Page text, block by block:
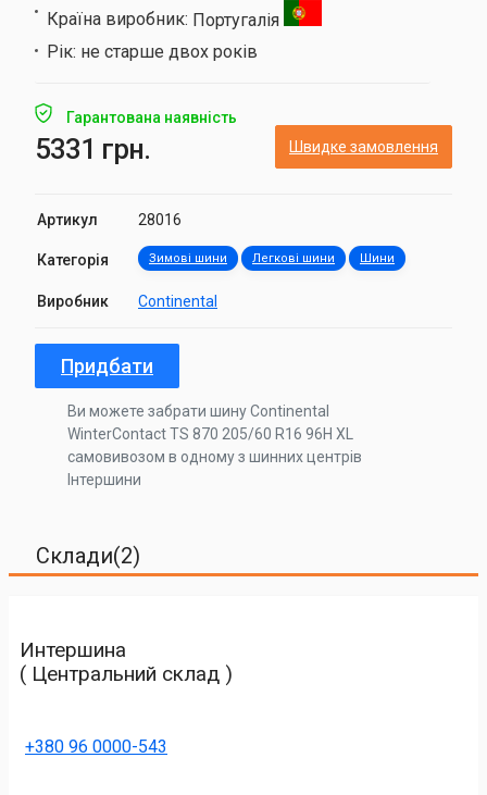
Країна виробник: Португалія
Рік: не старше двох років
Гарантована наявність
5331 грн. Швидке замовлення
Артикул 28016
Категорія Зимові шини Легкові шини Шини
Виробник Continental
Придбати
Ви можете забрати шину Continental
WinterContact TS 870 205/60 R16 96H XL
самовивозом в одному з шинних центрів
Інтершини
Склади(2)
Интершина
( Центральний склад )
+380 96 0000-543